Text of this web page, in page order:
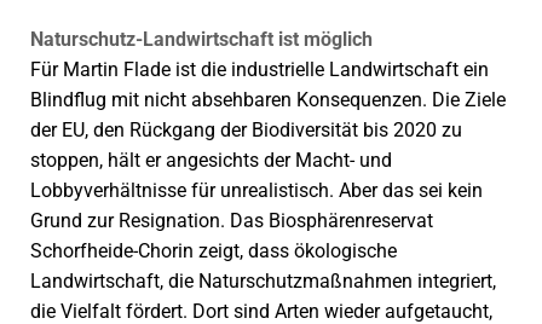
Naturschutz-Landwirtschaft ist möglich
Für Martin Flade ist die indus­trielle Landwirtschaft ein
Blindflug mit nicht absehbaren Konsequenzen. Die Ziele
der EU, den Rückgang der Biodiversität bis 2020 zu
stoppen, hält er angesichts der Macht- und
Lobbyverhältnisse für unrealistisch. Aber das sei kein
Grund zur Resignation. Das Biosphärenreservat
Schorfheide-Chorin zeigt, dass ökologische
Landwirtschaft, die Naturschutzmaßnahmen integriert,
die Vielfalt fördert. Dort sind Arten wieder aufgetaucht,